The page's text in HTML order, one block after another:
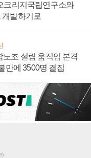
크리지국립연구소와
개발하기로
조 설립 움직임 본격
만에 3500명 결집